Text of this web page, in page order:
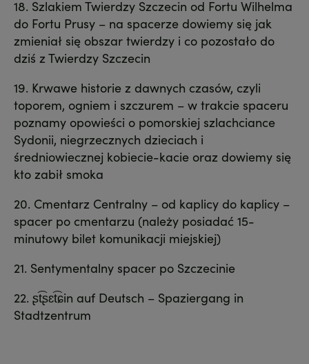
18. Szlakiem Twierdzy Szczecin od Fortu Wilhelma
do Fortu Prusy – na spacerze dowiemy się jak
zmieniał się obszar twierdzy i co pozostało do
dziś z Twierdzy Szczecin
19. Krwawe historie z dawnych czasów, czyli
toporem, ogniem i szczurem – w trakcie spaceru
poznamy opowieści o pomorskiej szlachciance
Sydonii, niegrzecznych dzieciach i
średniowiecznej kobiecie-kacie oraz dowiemy się
kto zabił smoka
20. Cmentarz Centralny – od kaplicy do kaplicy –
spacer po cmentarzu (należy posiadać 15-
minutowy bilet komunikacji miejskiej)
21. Sentymentalny spacer po Szczecinie
22. ʂt͡ʂɛt͡ɕin auf Deutsch – Spaziergang in
Stadtzentrum